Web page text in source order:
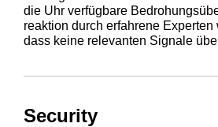
die Uhr verfügbare
reaktion durch erfahrene
dass keine relevanten Signale
Security